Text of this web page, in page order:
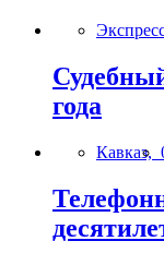
года
Кавказ,